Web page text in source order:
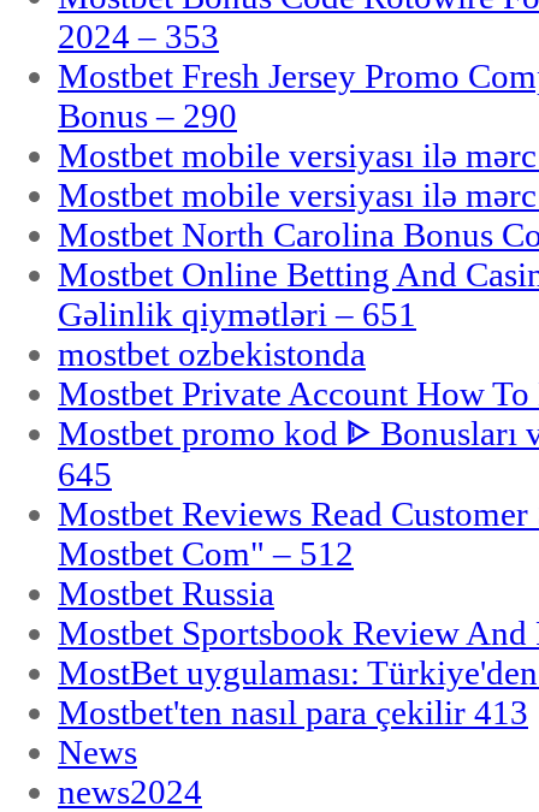
2024 – 353
Mostbet Fresh Jersey Promo
Bonus – 290
Mostbet mobile versiyası ilə
Mostbet mobile versiyası ilə
Mostbet North Carolina Bonus
Mostbet Online Betting And
Gəlinlik qiymətləri – 651
mostbet ozbekistonda
Mostbet Private Account How
Mostbet promo kod ᐈ Bonusları
645
Mostbet Reviews Read
Mostbet Com" – 512
Mostbet Russia
Mostbet Sportsbook Review And
MostBet uygulaması:
Mostbet'ten nasıl para çekilir 413
News
news2024